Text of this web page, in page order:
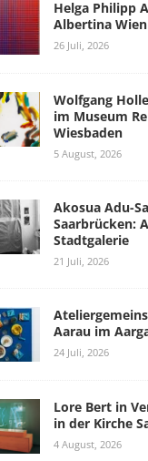
Helga Philipp
Albertina
26 Juli, 2026
Wolfgang
im Museum
Wiesbaden
5 August, 2026
Akosua Adu-
Saarbrücken:
Stadtgalerie
21 Juli, 2026
Aarau im
24 Juli, 2026
Lore Bert in
in der Kirche
4 August, 2026